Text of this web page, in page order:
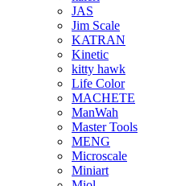
JAS
Jim Scale
KATRAN
Kinetic
kitty hawk
Life Color
MACHETE
ManWah
Master Tools
MENG
Microscale
Miniart